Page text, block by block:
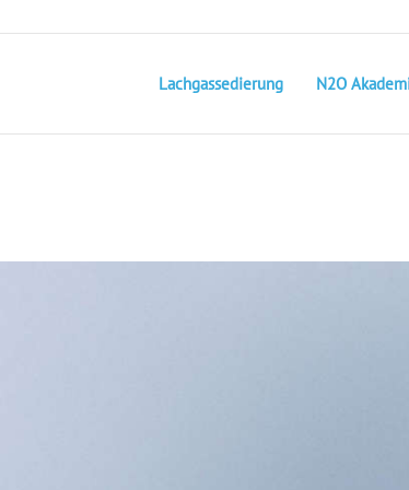
Lachgassedierung
N2O